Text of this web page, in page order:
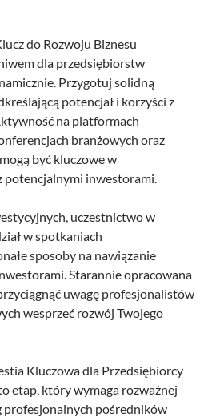
do Rozwoju Biznesu
dla przedsiębiorstw
Przygotuj solidną
potencjał i korzyści z
na platformach
branżowych oraz
być kluczowe w
inwestorami.
uczestnictwo w
w spotkaniach
sposoby na nawiązanie
Starannie opracowana
uwagę profesjonalistów
wesprzeć rozwój Twojego
Kluczowa dla Przedsiębiorcy
etap, który wymaga rozważnej
profesjonalnych pośredników